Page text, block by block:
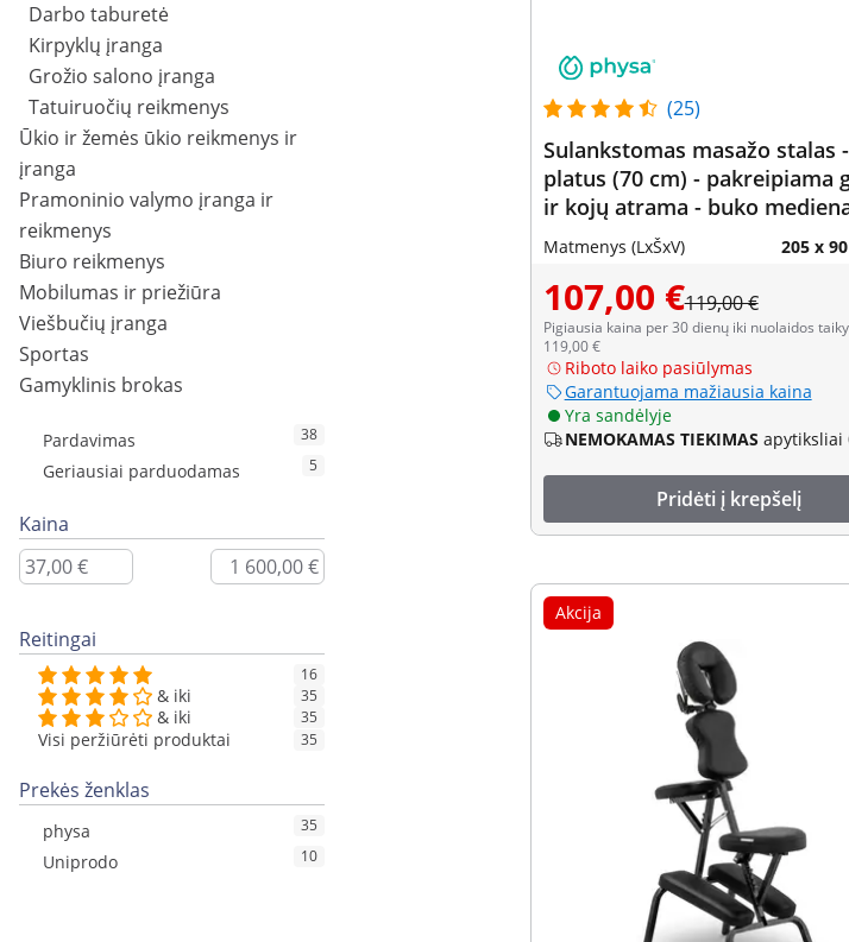
Darbo taburetė
Kirpyklų įranga
Grožio salono įranga
Tatuiruočių reikmenys
Ūkio ir žemės ūkio reikmenys ir
įranga
Pramoninio valymo įranga ir
reikmenys
Biuro reikmenys
Mobilumas ir priežiūra
Viešbučių įranga
Sportas
Gamyklinis brokas
Pardavimas 38
Geriausiai parduodamas 5
Kaina
Reitingai
16
& iki 35
& iki 35
Visi peržiūrėti produktai 35
Prekės ženklas
physa 35
Uniprodo 10
(25)
Sulankstomas masažo stalas
platus (70 cm) - pakreipiama
ir kojų atrama - buko
juodas
Matmenys (LxŠxV) 205 x
107,00 €119,00 €
Pigiausia kaina per 30 dienų iki nuolaidos
119,00 €
Riboto laiko pasiūlymas
Garantuojama mažiausia kaina
Yra sandėlyje
NEMOKAMAS TIEKIMAS apytiksliai
Pridėti į krepšelį
Akcija